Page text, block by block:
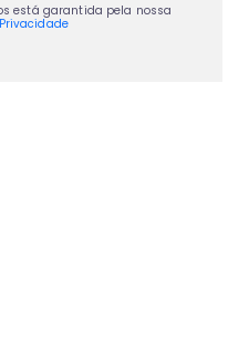
está garantida pela nossa